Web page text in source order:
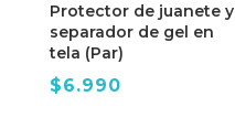
Protector de juanete y
separador de gel en
tela (Par)
$6.990